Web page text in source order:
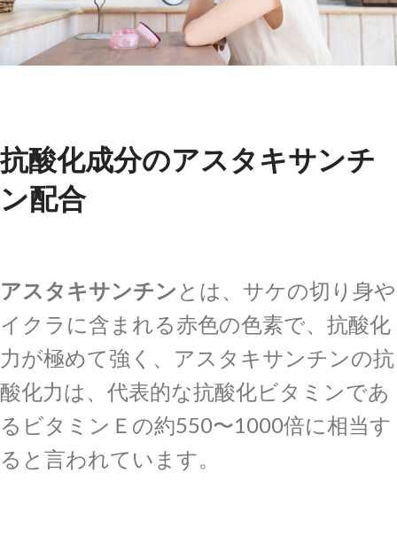
抗酸化成分のアスタキサンチ
ン配合
アスタキサンチン とは、サケの切り身や
イクラに含まれる赤色の色素で、抗酸化
力が極めて強く、アスタキサンチンの抗
酸化力は、代表的な抗酸化ビタミンであ
るビタミンＥの約550〜1000倍に相当す
ると言われています。